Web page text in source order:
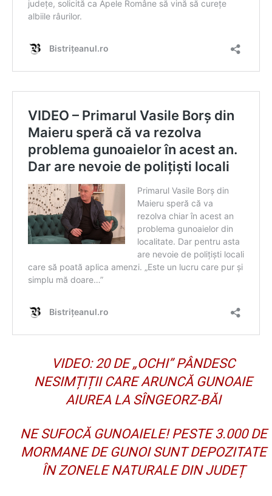
VIDEO: 20 DE „OCHI” PÂNDESC
NESIMȚIȚII CARE ARUNCĂ GUNOAIE
AIUREA LA SÎNGEORZ-BĂI
NE SUFOCĂ GUNOAIELE! PESTE 3.000 DE
MORMANE DE GUNOI SUNT DEPOZITATE
ÎN ZONELE NATURALE DIN JUDEȚ